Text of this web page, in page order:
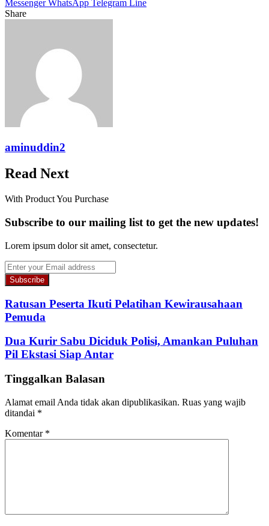
Messenger WhatsApp Telegram
Line
Share
aminuddin2
Read Next
With Product You Purchase
Subscribe to our mailing list to get the new updates!
Lorem ipsum dolor sit amet, consectetur.
Enter
your
Email
address
Ratusan Peserta Ikuti Pelatihan Kewirausahaan
Pemuda
Dua Kurir Sabu Diciduk Polisi, Amankan Puluhan
Pil Ekstasi Siap Antar
Tinggalkan Balasan
Alamat email Anda tidak akan dipublikasikan. Ruas yang wajib
ditandai *
Komentar *